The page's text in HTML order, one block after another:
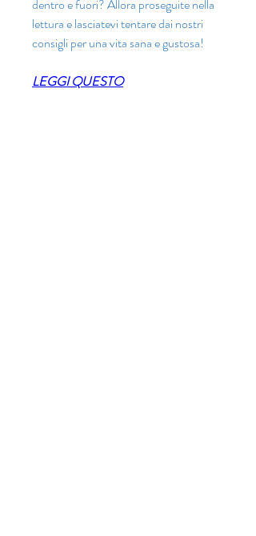
dentro e fuori? Allora proseguite nella
lettura e lasciatevi tentare dai nostri
consigli per una vita sana e gustosa!
LEGGI QUESTO